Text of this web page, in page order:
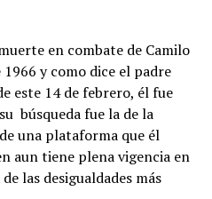
en combate de Camilo
y como dice el padre
este 14 de febrero, él fue
búsqueda fue la de la
una plataforma que él
aun tiene plena vigencia en
las desigualdades más